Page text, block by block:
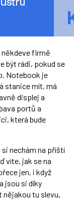
někdeve firmě
být rádi, pokud se
Notebook je
stanice mít, má
displej a
portů a
která bude
nechám na příští
víte, jak se na
jen, i když
jsou si díky
nějakou tu slevu,